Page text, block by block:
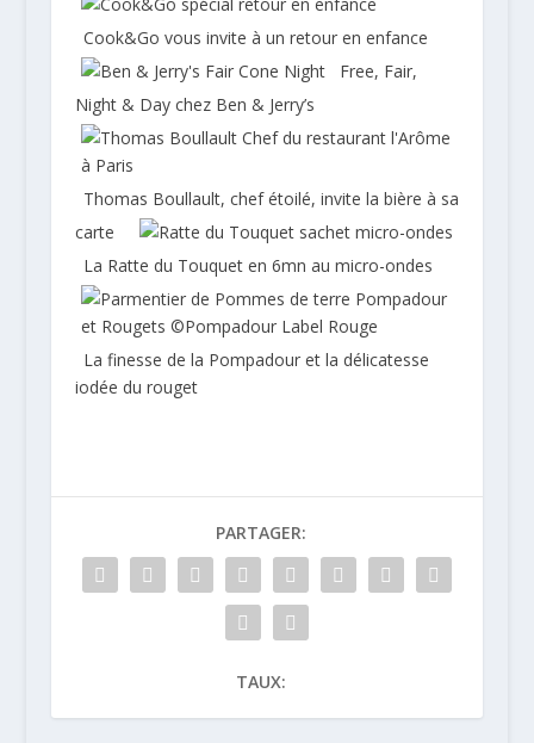
Cook&Go vous invite à un retour en enfance
Free, Fair,
Night & Day chez Ben & Jerry’s
Thomas Boullault, chef étoilé, invite la bière à sa
carte
La Ratte du Touquet en 6mn au micro-ondes
La finesse de la Pompadour et la délicatesse
iodée du rouget
PARTAGER:
TAUX: